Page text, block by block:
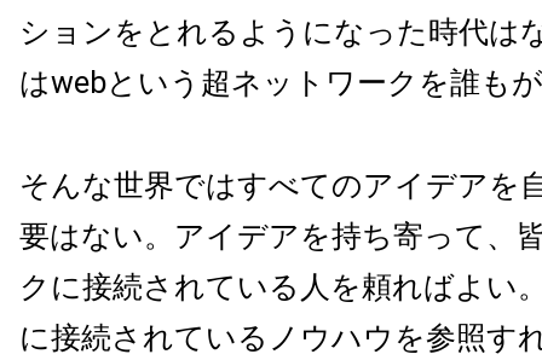
ションをとれるようになった時代は
はwebという超ネットワークを誰も
そんな世界ではすべてのアイデアを
要はない。アイデアを持ち寄って、
クに接続されている人を頼ればよい
に接続されているノウハウを参照す